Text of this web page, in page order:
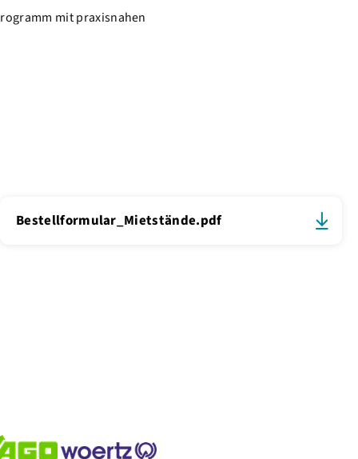
mit praxisnahen
Bestellformular_Mietstände.pdf